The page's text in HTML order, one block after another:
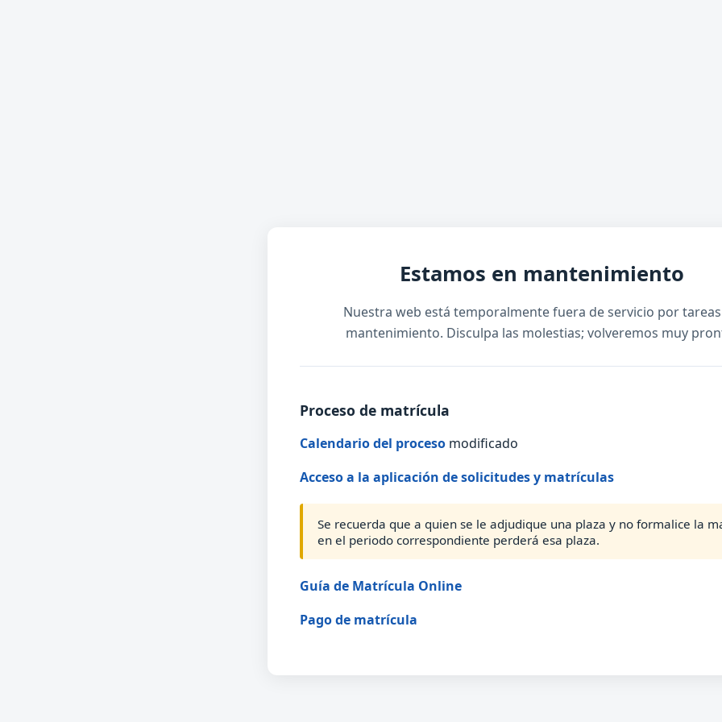
Estamos en mantenimiento
Nuestra web está temporalmente fuera de servicio por
mantenimiento. Disculpa las molestias; volveremos muy
Proceso de matrícula
Calendario del proceso modificado
Acceso a la aplicación de solicitudes y matrículas
Se recuerda que a quien se le adjudique una plaza y no formalice la
en el periodo correspondiente perderá esa plaza.
Guía de Matrícula Online
Pago de matrícula